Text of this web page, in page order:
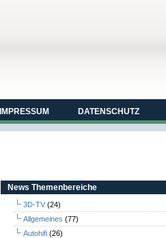
IMPRESSUM DATENSCHUTZ
News Themenbereiche
3D-TV (24)
Allgemeines (77)
Autohifi (26)